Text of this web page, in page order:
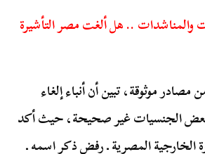
والمناشدات .. هل ألغت مصر التأشيرة
موثوقة، تبين أن أنباء إلغاء
لبعض الجنسيات غير صحيحة، حيث أكد
المصرية ـ رفض ذكر اسمه ـ